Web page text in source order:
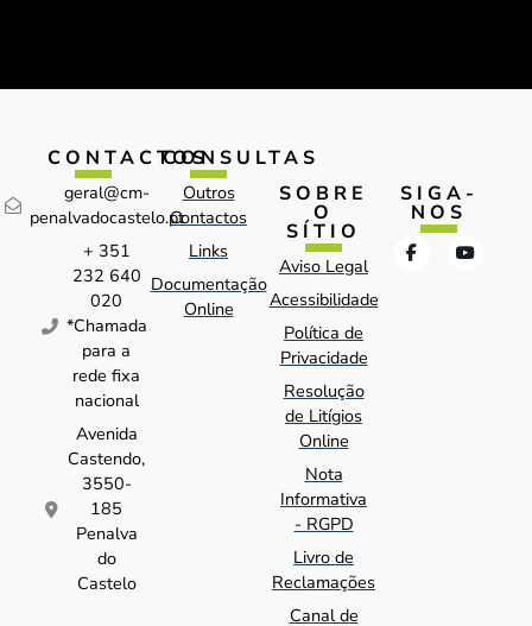
CONTACTOS
geral@cm-
penalvadocastelo.pt
+ 351
232 640
020
*Chamada
para a
rede fixa
nacional
Avenida
Castendo,
3550-
185
Penalva
do
Castelo
CONSULTAS
Outros
Contactos
Links
Documentação
Online
SOBRE
O
SÍTIO
Aviso Legal
Acessibilidade
Política de
Privacidade
Resolução
de Litígios
Online
Nota
Informativa
- RGPD
Livro de
Reclamações
Canal de
SIGA-
NOS